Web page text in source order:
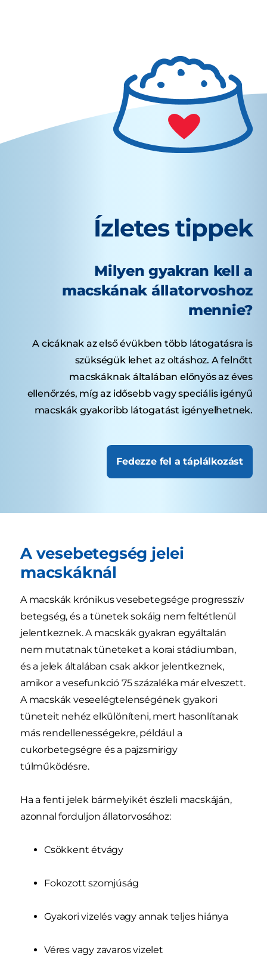
Ízletes tippek
Milyen gyakran kell a
macskának állatorvoshoz
mennie?
A cicáknak az első évükben több látogatásra is
szükségük lehet az oltáshoz. A felnőtt
macskáknak általában előnyös az éves
ellenőrzés, míg az idősebb vagy speciális igényű
macskák gyakoribb látogatást igényelhetnek.
Fedezze fel a táplálkozást
A vesebetegség jelei
macskáknál
A macskák krónikus vesebetegsége progresszív
betegség, és a tünetek sokáig nem feltétlenül
jelentkeznek. A macskák gyakran egyáltalán
nem mutatnak tüneteket a korai stádiumban,
és a jelek általában csak akkor jelentkeznek,
amikor a vesefunkció 75 százaléka már elveszett.
A macskák veseelégtelenségének gyakori
tüneteit nehéz elkülöníteni, mert hasonlítanak
más rendellenességekre, például a
cukorbetegségre és a pajzsmirigy
túlműködésre.
Ha a fenti jelek bármelyikét észleli macskáján,
azonnal forduljon állatorvosához:
Csökkent étvágy
Fokozott szomjúság
Gyakori vizelés vagy annak teljes hiánya
Véres vagy zavaros vizelet